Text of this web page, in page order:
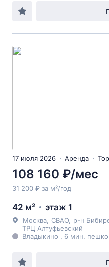
17 июля 2026 Аренда
108 160 ₽/мес
31 200 ₽ за м²/год
42 м² этаж 1
Москва СВАО р-н
ТРЦ Алтуфьевский
Владыкино , 6 мин.